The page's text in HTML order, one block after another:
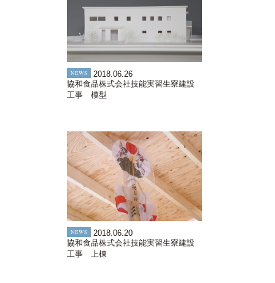
NEWS
2018.06.26
協和食品株式会社技能実習生寮建設
工事 模型
NEWS
2018.06.20
協和食品株式会社技能実習生寮建設
工事 上棟